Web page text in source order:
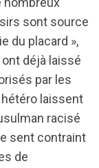
sont source
du placard »,
déjà laissé
par les
laissent
racisé
sent contraint
de